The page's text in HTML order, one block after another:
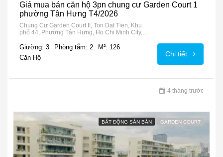
Giá mua bán căn hộ 3pn chung cư Garden Court 1
phường Tân Hưng T4/2026
Chung Cư Garden Court II, Ton Dat Tien, Khu
phố 44, Phường Tân Hưng, Ho Chi Minh City,
Giường: 3 Phòng tắm: 2
M²: 126
Căn Hộ
Chi tiết
4 tháng trước
BẤT ĐỘNG SẢN BÁN GARDEN COURT